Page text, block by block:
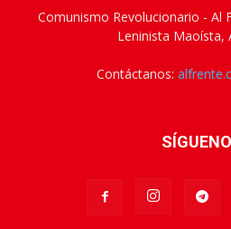
Comunismo Revolucionario - Al
Leninista Maoísta,
Contáctanos: